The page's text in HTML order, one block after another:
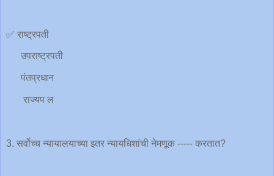
✅ राष्ट्रपती
उपराष्ट्रपती
पंतप्रधान
राज्यप ल
3. सर्वोच्च न्यायालयाच्या इतर न्यायधिशांची नेमणूक ----- करतात?